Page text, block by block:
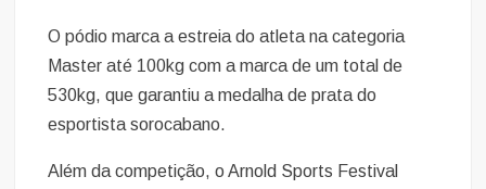
O pódio marca a estreia do atleta na categoria
Master até 100kg com a marca de um total de
530kg, que garantiu a medalha de prata do
esportista sorocabano.
Além da competição, o Arnold Sports Festival